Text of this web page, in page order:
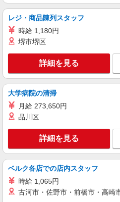
キープ
派遣社員
特別養護老人ホ
時給：2400円
埼玉県狭山市
キープ
株式会社トラストグロース 新宿本
有料老人ホーム
時給：准看護
埼玉県狭山市
レジ・商品陳列スタッフ
時給 1,180円
堺市堺区
詳細を見る
大学病院の清掃
月給 273,650円
品川区
詳細を見る
ベルク各店での店内スタッフ
時給 1,065円
古河市・佐野市・前橋市・高崎